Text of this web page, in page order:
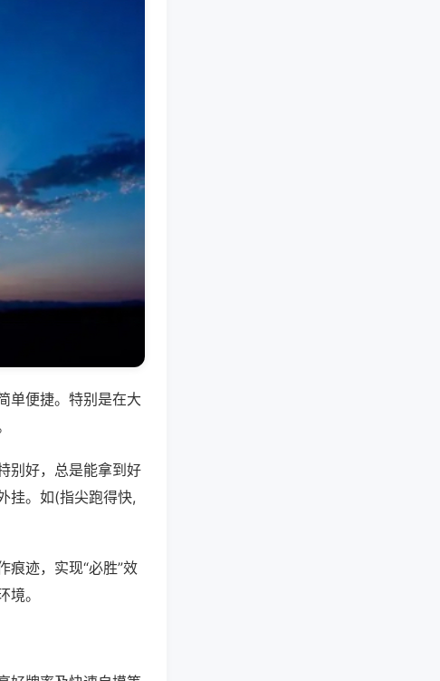
单便捷。特别是在大
别好，总是能拿到好
挂。如(指尖跑得快,
痕迹，实现“必胜”效
。